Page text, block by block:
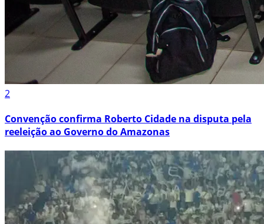
2
Convenção confirma Roberto Cidade na disputa pela
reeleição ao Governo do Amazonas